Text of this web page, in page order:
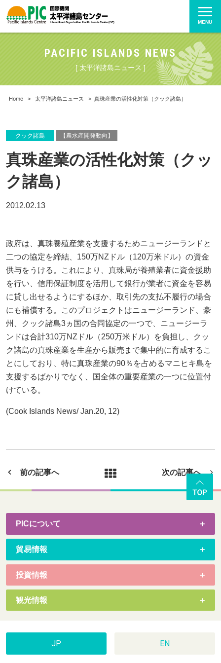
MENU
PACIFIC ISLANDS NEWS
[ 太平洋諸島ニュース ]
Home > 太平洋諸島ニュース > 真珠産業の活性化対策（クック諸島）
クック諸島 【農水産開発動向】
真珠産業の活性化対策（クッ
ク諸島）
2012.02.13
政府は、真珠養殖産業を支援するためニュージーランドと
二つの協定を締結、150万NZドル（120万米ドル）の資金
供与をうける。これにより、真珠局が養殖業者に資金援助
を行い、信用保証制度を活用して銀行が業者に資金を容易
に貸し出せるようにするほか、取引先の支払不履行の場合
にも補償する。このプロジェクトはニュージーランド、豪
州、クック諸島3ヵ国の合同協定の一つで、ニュージーラ
ンドは合計310万NZドル（250万米ドル）を負担し、クッ
ク諸島の真珠産業を生産から販売まで集中的に育成するこ
とにしており、特に真珠産業の90％を占めるマニヒキ島を
支援するばかりでなく、国全体の重要産業の一つに位置付
けている。
(Cook Islands News/ Jan.20, 12)
前の記事へ 次の記事へ
PICについて
貿易情報
投資情報
観光情報
JP EN